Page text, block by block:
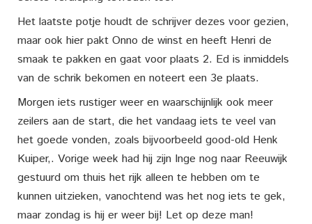
Het laatste potje houdt de schrijver dezes voor gezien,
maar ook hier pakt Onno de winst en heeft Henri de
smaak te pakken en gaat voor plaats 2. Ed is inmiddels
van de schrik bekomen en noteert een 3e plaats.
Morgen iets rustiger weer en waarschijnlijk ook meer
zeilers aan de start, die het vandaag iets te veel van
het goede vonden, zoals bijvoorbeeld good-old Henk
Kuiper,. Vorige week had hij zijn Inge nog naar Reeuwijk
gestuurd om thuis het rijk alleen te hebben om te
kunnen uitzieken, vanochtend was het nog iets te gek,
maar zondag is hij er weer bij! Let op deze man!